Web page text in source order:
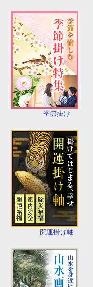
季節掛け
開運掛け軸